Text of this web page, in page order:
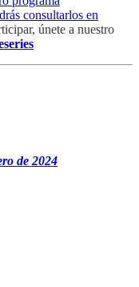
consultarlos en
únete a nuestro
de 2024